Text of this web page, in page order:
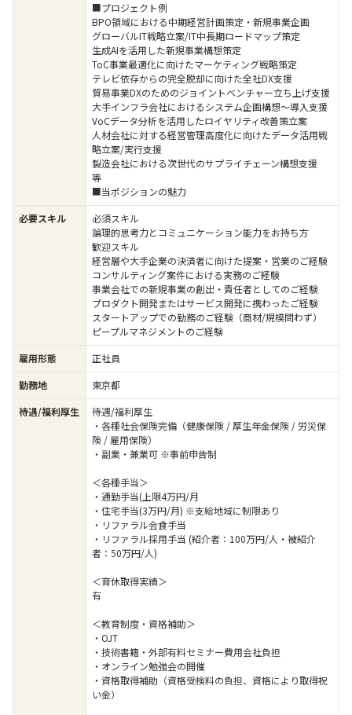
■プロジェクト例
BPO領域における中期経営計画策定・新規事業企画
グローバルIT戦略立案/IT中長期ロードマップ策定
生成AIを活用した新規事業構想策定
ToC事業最適化に向けたマーケティング戦略策定
テレビ依存からの完全脱却に向けた全社DX支援
貿易事業DXのためのジョイントベンチャー立ち上げ支援
大手インフラ会社におけるシステム企画構想～導入支援
VoCデータ分析を活用したロイヤリティ改善策立案
人材会社に対する経営管理高度化に向けたデータ活用戦
略立案/実行支援
製造会社における次世代のサプライチェーン構想支援
等
■当ポジションの魅力
必要スキル
必須スキル
論理的思考力とコミュニケーション能力をお持ち方
歓迎スキル
経営層や大手企業の決済者に向けた提案・営業のご経験
コンサルティング案件における実務のご経験
事業会社での新規事業の創出・責任者としてのご経験
プロダクト開発またはサービス開発に携わったご経験
スタートアップでの勤務のご経験（商材/規模問わず）
ピープルマネジメントのご経験
雇用形態
正社員
勤務地
東京都
待遇/福利厚生
待遇/福利厚生
・各種社会保険完備（健康保険 / 厚生年金保険 / 労災保
険 / 雇用保険）
・副業・兼業可 ※事前申告制
＜各種手当＞
・通勤手当(上限4万円/月
・住宅手当(3万円/月) ※支給地域に制限あり
・リファラル会食手当
・リファラル採用手当 (紹介者：100万円/人・被紹介
者：50万円/人)
＜育休取得実績＞
有
＜教育制度・資格補助＞
・OJT
・技術書籍・外部有料セミナー費用会社負担
・オンライン勉強会の開催
・資格取得補助（資格受検料の負担、資格により取得祝
い金）